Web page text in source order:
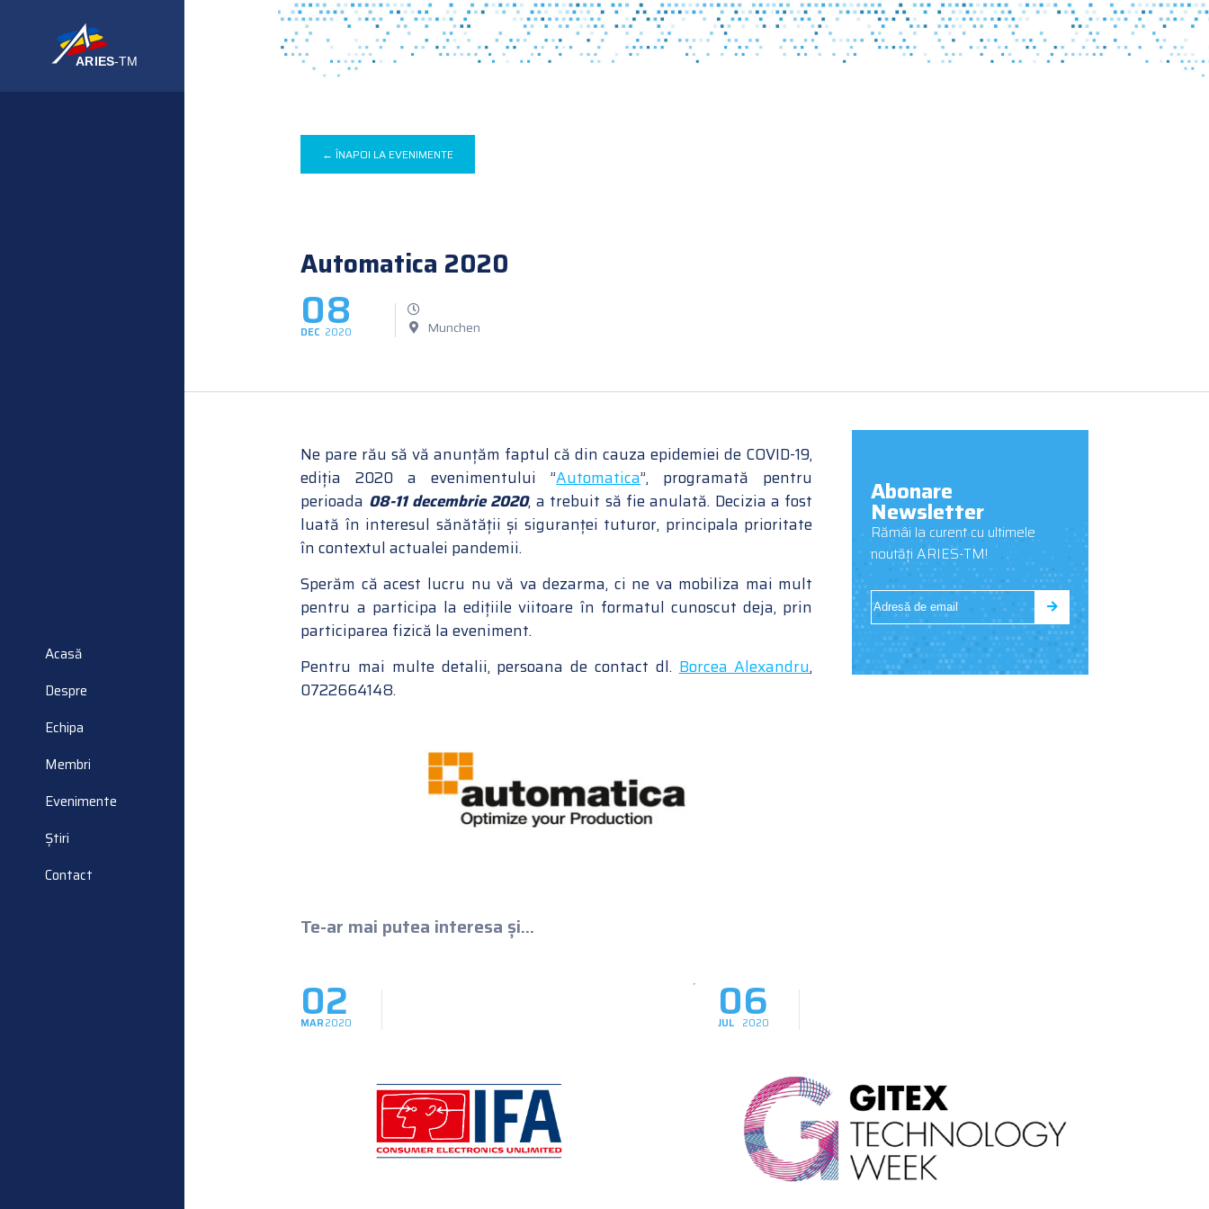
Acasă
Despre
Echipa
Membri
Evenimente
Știri
Contact
← ÎNAPOI LA EVENIMENTE
Automatica 2020
08
DEC 2020 Munchen
Ne pare rău să vă anunțăm faptul că din cauza epidemiei de COVID-19,
ediția 2020 a evenimentului ”Automatica”, programată pentru
perioada 08-11 decembrie 2020, a trebuit să fie anulată. Decizia a fost
luată în interesul sănătății și siguranței tuturor, principala prioritate
în contextul actualei pandemii.
Sperăm că acest lucru nu vă va dezarma, ci ne va mobiliza mai mult
pentru a participa la edițiile viitoare în formatul cunoscut deja, prin
participarea fizică la eveniment.
Pentru mai multe detalii, persoana de contact dl. Borcea Alexandru,
0722664148.
Abonare
Newsletter
Rămâi la curent cu ultimele
noutăți ARIES-TM!
Te-ar mai putea interesa și...
02
MAR2020 06
JUL 2020